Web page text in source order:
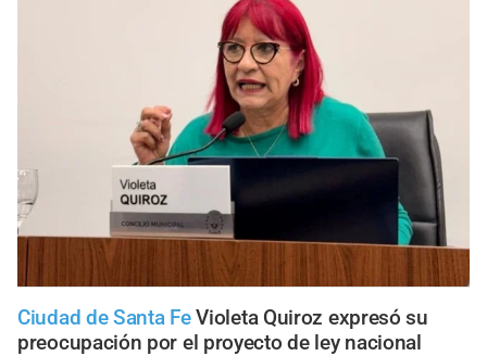
Ciudad de Santa Fe Violeta Quiroz expresó su
preocupación por el proyecto de ley nacional